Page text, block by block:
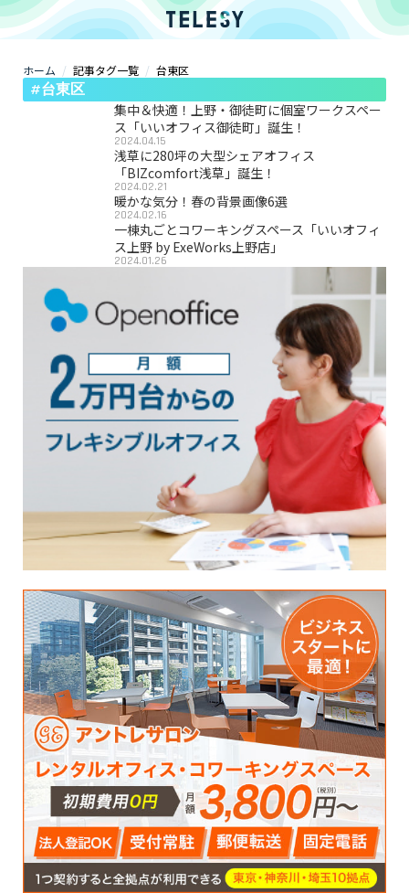
コラム
ZOOM背景
@telesy
ホーム 記事タグ一覧 台東区
#台東区
集中＆快適！上野・御徒町に個室ワークスペー
ス「いいオフィス御徒町」誕生！
2024.04.15
浅草に280坪の大型シェアオフィス
「BIZcomfort浅草」誕生！
2024.02.21
暖かな気分！春の背景画像6選
2024.02.16
一棟丸ごとコワーキングスペース「いいオフィ
ス上野 by ExeWorks上野店」
2024.01.26